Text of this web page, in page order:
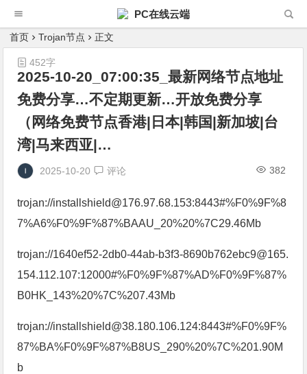
PC在线云端
首页 Trojan节点 正文
2025-10-20_07:00:35_最新网络节点地址
免费分享…不定期更新…开放免费分享
（网络免费节点香港|日本|韩国|新加坡|台
湾|马来西亚|…
2025-10-20 评论 382
452字
trojan://installshield@176.97.68.153:8443#%F0%9F%8
7%A6%F0%9F%87%BAAU_20%20%7C29.46Mb
trojan://1640ef52-2db0-44ab-b3f3-8690b762ebc9@165.
154.112.107:12000#%F0%9F%87%AD%F0%9F%87%
B0HK_143%20%7C%207.43Mb
trojan://installshield@38.180.106.124:8443#%F0%9F%
87%BA%F0%9F%87%B8US_290%20%7C%201.90M
b